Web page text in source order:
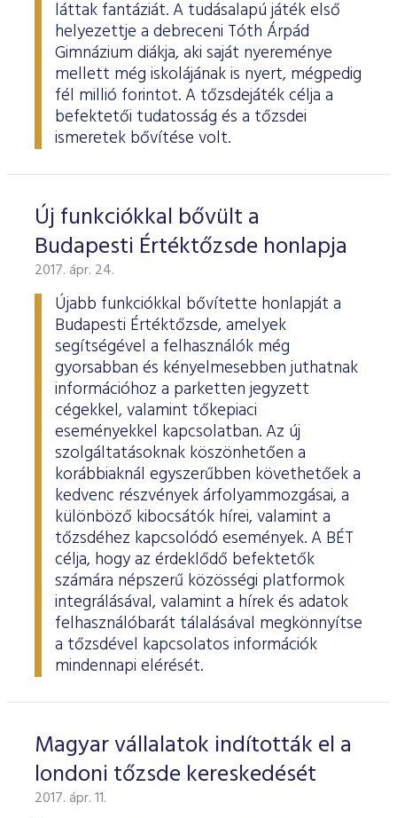
láttak fantáziát. A tudásalapú játék első
helyezettje a debreceni Tóth Árpád
Gimnázium diákja, aki saját nyereménye
mellett még iskolájának is nyert, mégpedig
fél millió forintot. A tőzsdejáték célja a
befektetői tudatosság és a tőzsdei
ismeretek bővítése volt.
Új funkciókkal bővült a
Budapesti Értéktőzsde honlapja
2017. ápr. 24.
Újabb funkciókkal bővítette honlapját a
Budapesti Értéktőzsde, amelyek
segítségével a felhasználók még
gyorsabban és kényelmesebben juthatnak
információhoz a parketten jegyzett
cégekkel, valamint tőkepiaci
eseményekkel kapcsolatban. Az új
szolgáltatásoknak köszönhetően a
korábbiaknál egyszerűbben követhetőek a
kedvenc részvények árfolyammozgásai, a
különböző kibocsátók hírei, valamint a
tőzsdéhez kapcsolódó események. A BÉT
célja, hogy az érdeklődő befektetők
számára népszerű közösségi platformok
integrálásával, valamint a hírek és adatok
felhasználóbarát tálalásával megkönnyítse
a tőzsdével kapcsolatos információk
mindennapi elérését.
Magyar vállalatok indították el a
londoni tőzsde kereskedését
2017. ápr. 11.